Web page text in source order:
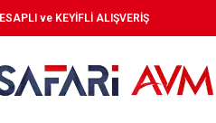
ve KEYİFLİ ALIŞVERİŞ